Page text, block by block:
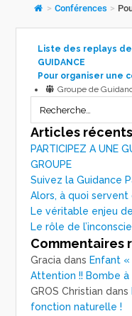
> Conférences >
Liste des replays
GUIDANCE
Pour organiser une
Groupe de
Articles récents
PARTICIPEZ A UNE
GROUPE
Suivez la Guidance
Alors, à quoi
Le véritable enjeu
Le rôle de
Commentaires
Gracia dans Enfant
Attention !! Bombe
GROS Christian dans
fonction naturelle !